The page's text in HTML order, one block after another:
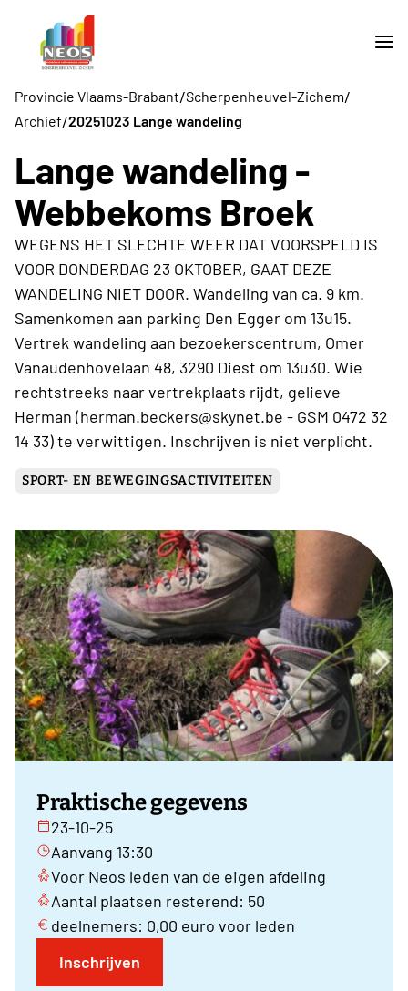
Provincie Vlaams-Brabant/Scherpenheuvel-Zichem/
Archief/20251023 Lange wandeling
Lange wandeling -
Webbekoms Broek
WEGENS HET SLECHTE WEER DAT VOORSPELD IS
VOOR DONDERDAG 23 OKTOBER, GAAT DEZE
WANDELING NIET DOOR. Wandeling van ca. 9 km.
Samenkomen aan parking Den Egger om 13u15.
Vertrek wandeling aan bezoekerscentrum, Omer
Vanaudenhovelaan 48, 3290 Diest om 13u30. Wie
rechtstreeks naar vertrekplaats rijdt, gelieve
Herman (herman.beckers@skynet.be - GSM 0472 32
14 33) te verwittigen. Inschrijven is niet verplicht.
SPORT- EN BEWEGINGSACTIVITEITEN
Praktische gegevens
23-10-25
Aanvang 13:30
Voor Neos leden van de eigen afdeling
Aantal plaatsen resterend: 50
deelnemers: 0,00 euro voor leden
Inschrijven